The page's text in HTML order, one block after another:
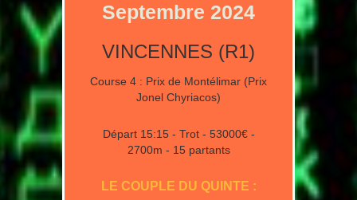
Septembre 2024
VINCENNES (R1)
Course 4 : Prix de Montélimar (Prix
Jonel Chyriacos)
Départ 15:15 - Trot - 53000€ -
2700m - 15 partants
LE COUPLE DU QUINTE :